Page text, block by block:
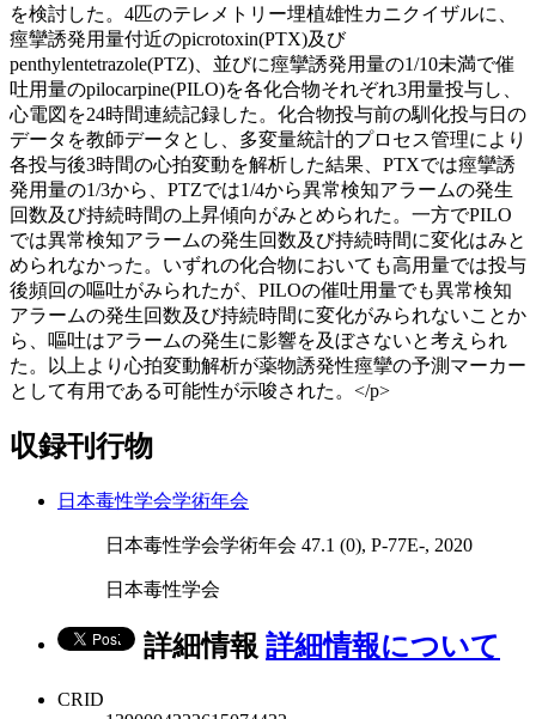
を検討した。4匹のテレメトリー埋植雄性カニクイザルに、
痙攣誘発用量付近のpicrotoxin(PTX)及び
penthylentetrazole(PTZ)、並びに痙攣誘発用量の1/10未満で催
吐用量のpilocarpine(PILO)を各化合物それぞれ3用量投与し、
心電図を24時間連続記録した。化合物投与前の馴化投与日の
データを教師データとし、多変量統計的プロセス管理により
各投与後3時間の心拍変動を解析した結果、PTXでは痙攣誘
発用量の1/3から、PTZでは1/4から異常検知アラームの発生
回数及び持続時間の上昇傾向がみとめられた。一方でPILO
では異常検知アラームの発生回数及び持続時間に変化はみと
められなかった。いずれの化合物においても高用量では投与
後頻回の嘔吐がみられたが、PILOの催吐用量でも異常検知
アラームの発生回数及び持続時間に変化がみられないことか
ら、嘔吐はアラームの発生に影響を及ぼさないと考えられ
た。以上より心拍変動解析が薬物誘発性痙攣の予測マーカー
として有用である可能性が示唆された。</p>
収録刊行物
日本毒性学会学術年会
日本毒性学会学術年会 47.1 (0), P-77E-, 2020
日本毒性学会
詳細情報 詳細情報について
CRID